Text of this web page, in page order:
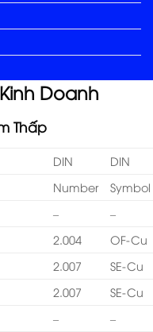
Doanh
Thấp
DIN
DIN
Number
Symbol
–
–
2.004
OF-Cu
2.007
SE-Cu
2.007
SE-Cu
–
–